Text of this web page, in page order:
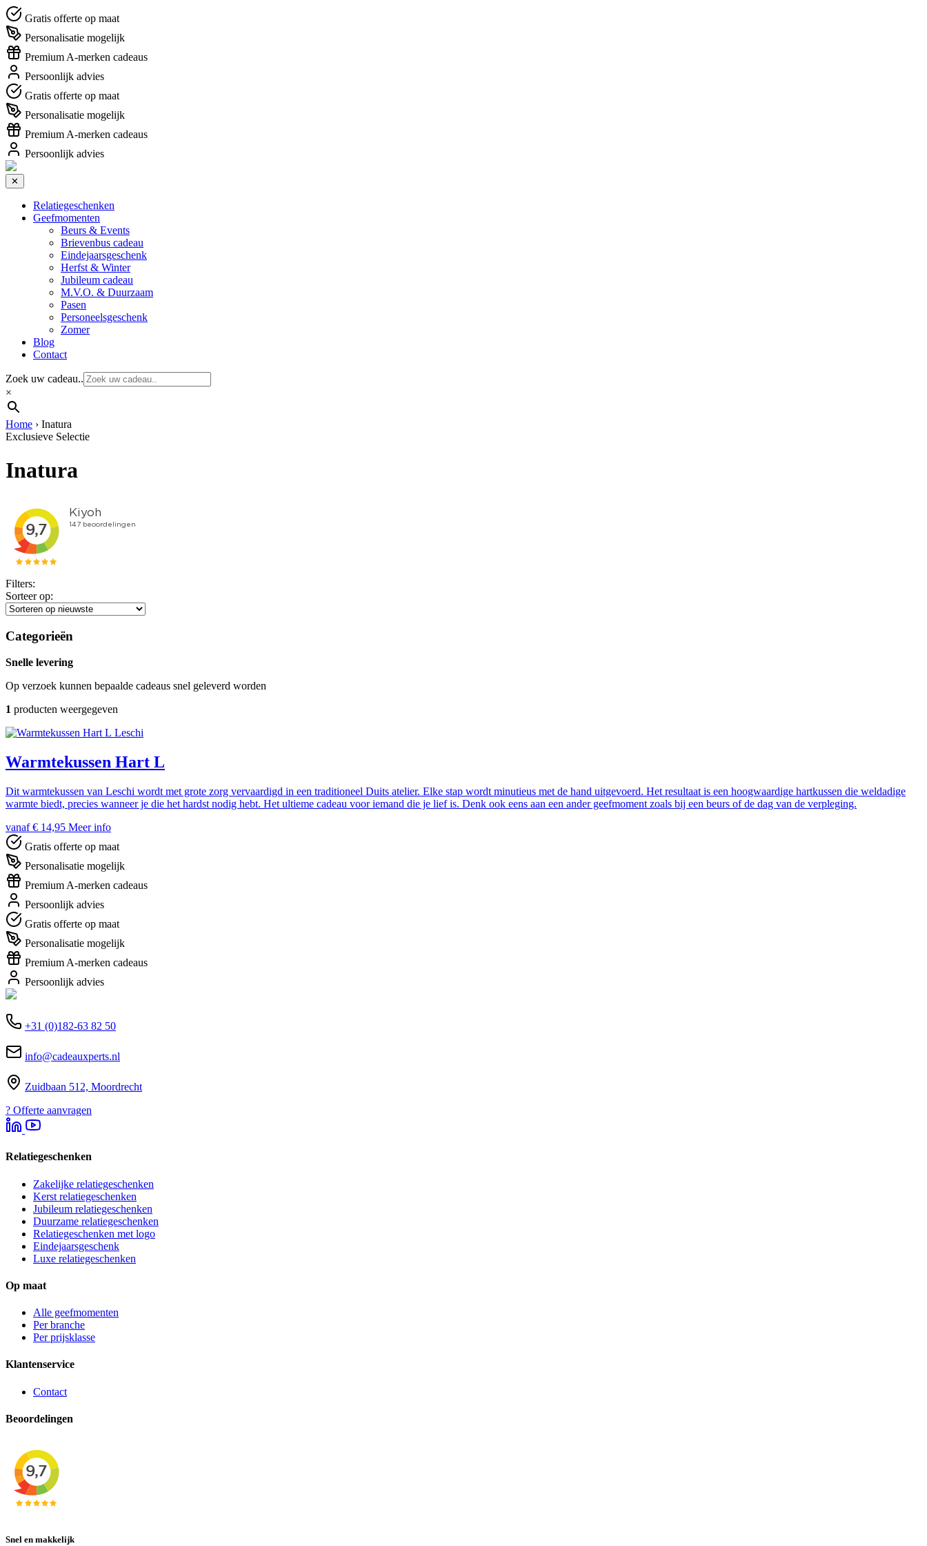
Gratis offerte op maat
Personalisatie mogelijk
Premium A-merken cadeaus
Persoonlijk advies
Gratis offerte op maat
Personalisatie mogelijk
Premium A-merken cadeaus
Persoonlijk advies
✕
Relatiegeschenken
Geefmomenten
Beurs & Events
Brievenbus cadeau
Eindejaarsgeschenk
Herfst & Winter
Jubileum cadeau
M.V.O. & Duurzaam
Pasen
Personeelsgeschenk
Zomer
Blog
Contact
Zoek uw cadeau..
×
Home › Inatura
Exclusieve Selectie
Inatura
Filters:
Sorteer op:
Categorieën
Snelle levering
Op verzoek kunnen bepaalde cadeaus snel geleverd worden
1 producten weergegeven
Leschi
Warmtekussen Hart L
Dit warmtekussen van Leschi wordt met grote zorg vervaardigd in een traditioneel Duits atelier. Elke stap wordt minutieus met de hand uitgevoerd. Het resultaat is een hoogwaardige hartkussen die weldadige
warmte biedt, precies wanneer je die het hardst nodig hebt. Het ultieme cadeau voor iemand die je lief is. Denk ook eens aan een ander geefmoment zoals bij een beurs of de dag van de verpleging.
vanaf € 14,95 Meer info
Gratis offerte op maat
Personalisatie mogelijk
Premium A-merken cadeaus
Persoonlijk advies
Gratis offerte op maat
Personalisatie mogelijk
Premium A-merken cadeaus
Persoonlijk advies
+31 (0)182-63 82 50
info@cadeauxperts.nl
Zuidbaan 512, Moordrecht
? Offerte aanvragen
Relatiegeschenken
Zakelijke relatiegeschenken
Kerst relatiegeschenken
Jubileum relatiegeschenken
Duurzame relatiegeschenken
Relatiegeschenken met logo
Eindejaarsgeschenk
Luxe relatiegeschenken
Op maat
Alle geefmomenten
Per branche
Per prijsklasse
Klantenservice
Contact
Beoordelingen
Snel en makkelijk